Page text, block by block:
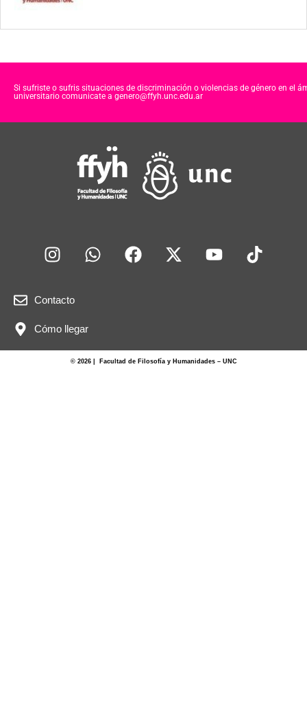
Si sufriste o sufris situaciones de discriminación o violencias de género en el
universitario comunicate a genero@ffyh.unc.edu.ar
Contacto
Cómo llegar
© 2026 | Facultad de Filosofía y Humanidades – UNC